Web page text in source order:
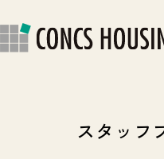
スタッフ